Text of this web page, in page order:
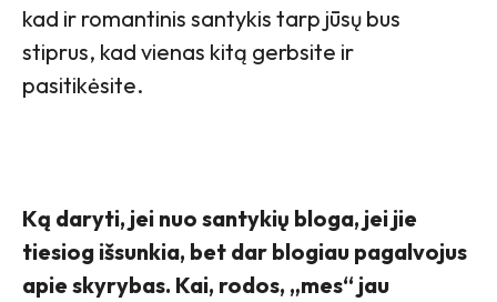
kad ir romantinis santykis tarp jūsų bus
stiprus, kad vienas kitą gerbsite ir
pasitikėsite.
Ką daryti, jei nuo santykių bloga, jei jie
tiesiog išsunkia, bet dar blogiau pagalvojus
apie skyrybas. Kai, rodos, „mes“ jau